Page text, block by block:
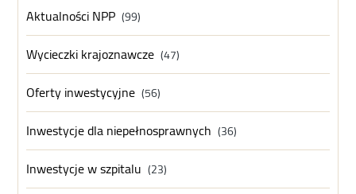
Aktualności NPP (99)
Wycieczki krajoznawcze (47)
Oferty inwestycyjne (56)
Inwestycje dla niepełnosprawnych (36)
Inwestycje w szpitalu (23)